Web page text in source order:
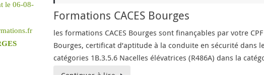
Formations CACES Bourges
les formations CACES Bourges sont finançables par votre
Bourges, certificat d’aptitude à la conduite en sécurité dans
catégories 1B.3.5.6 Nacelles élévatrices (R486A) dans la
le 06-08-